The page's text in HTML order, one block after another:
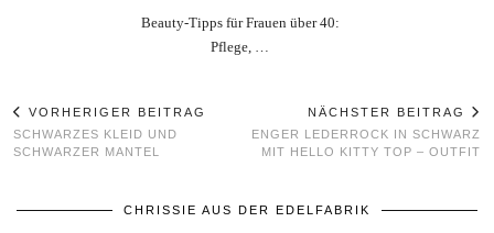
Beauty‑Tipps für Frauen über 40:
Pflege, …
VORHERIGER BEITRAG
SCHWARZES KLEID UND
SCHWARZER MANTEL
NÄCHSTER BEITRAG
ENGER LEDERROCK IN SCHWARZ
MIT HELLO KITTY TOP – OUTFIT
CHRISSIE AUS DER EDELFABRIK